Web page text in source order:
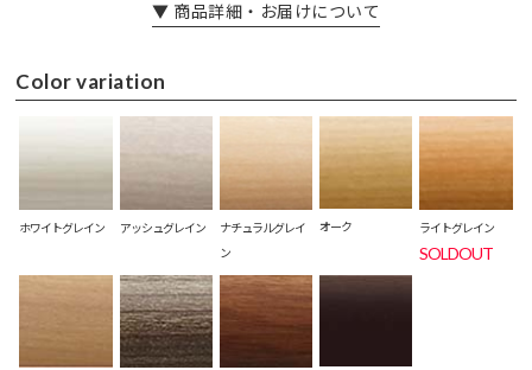
▼ 商品詳細・お届けについて
Color variation
ホワイトグレイン アッシュグレイン
ナチュラルグレイ
ン
オーク ライトグレイン
SOLDOUT